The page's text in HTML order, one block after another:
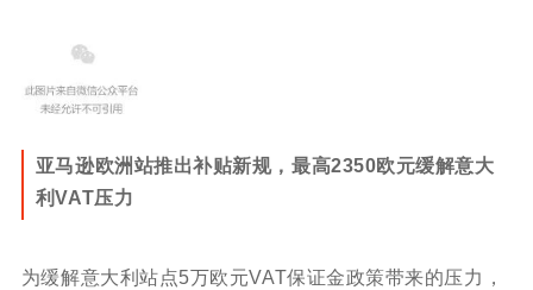
亚马逊欧洲站推出补贴新规，最高2350欧元缓解意大
利VAT压力
为缓解意大利站点5万欧元VAT保证金政策带来的压力，